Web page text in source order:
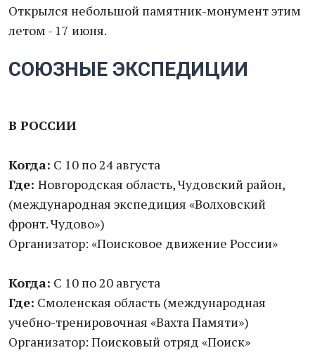
Открылся небольшой памятник-монумент этим
летом - 17 июня.
СОЮЗНЫЕ ЭКСПЕДИЦИИ
В РОССИИ
Когда: С 10 по 24 августа
Где: Новгородская область, Чудовский район,
(международная экспедиция «Волховский
фронт. Чудово»)
Организатор: «Поисковое движение России»
Когда: С 10 по 20 августа
Где: Смоленская область (международная
учебно-тренировочная «Вахта Памяти»)
Организатор: Поисковый отряд «Поиск»